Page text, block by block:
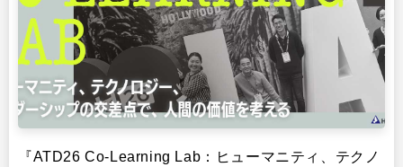
『ATD26 Co-Learning Lab：ヒューマニティ、テクノ